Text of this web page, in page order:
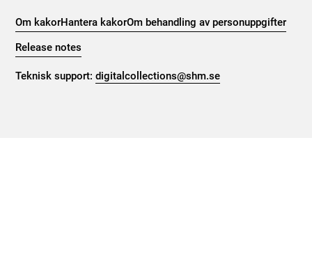
Om kakorHantera kakorOm behandling av personuppgifter
Release notes
Teknisk support:digitalcollections@shm.se